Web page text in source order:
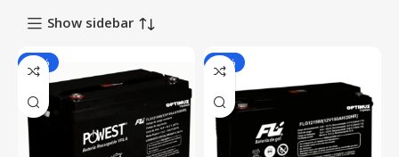
Show sidebar
-25% -25%